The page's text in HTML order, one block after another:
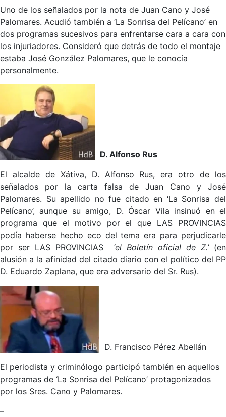
Uno de los señalados por la nota de Juan Cano y José
Palomares. Acudió también a ‘La Sonrisa del Pelícano’ en
dos programas sucesivos para enfrentarse cara a cara con
los injuriadores. Consideró que detrás de todo el montaje
estaba José González Palomares, que le conocía
personalmente.
D. Alfonso Rus
El alcalde de Xátiva, D. Alfonso Rus, era otro de los
señalados por la carta falsa de Juan Cano y José
Palomares. Su apellido no fue citado en ‘La Sonrisa del
Pelícano’, aunque su amigo, D. Óscar Vila insinuó en el
programa que el motivo por el que LAS PROVINCIAS
podía haberse hecho eco del tema era para perjudicarle
por ser LAS PROVINCIAS
‘el Boletín oficial de Z.’(en
alusión a la afinidad del citado diario con el político del PP
D. Eduardo Zaplana, que era adversario del Sr. Rus).
D. Francisco Pérez Abellán
El periodista y criminólogo participó también en aquellos
programas de ‘La Sonrisa del Pelícano’ protagonizados
por los Sres. Cano y Palomares.
–